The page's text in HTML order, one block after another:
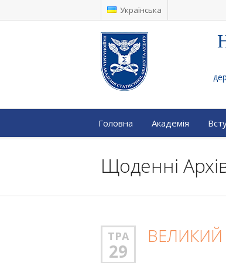
Українська
Головна Академія
Щоденні
ТРА
29
ВЕЛИКИЙ